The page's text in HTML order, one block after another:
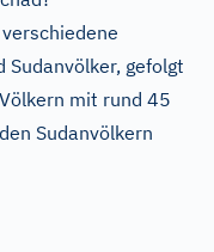
Sudanvölker, gefolgt
mit rund 45
Sudanvölkern